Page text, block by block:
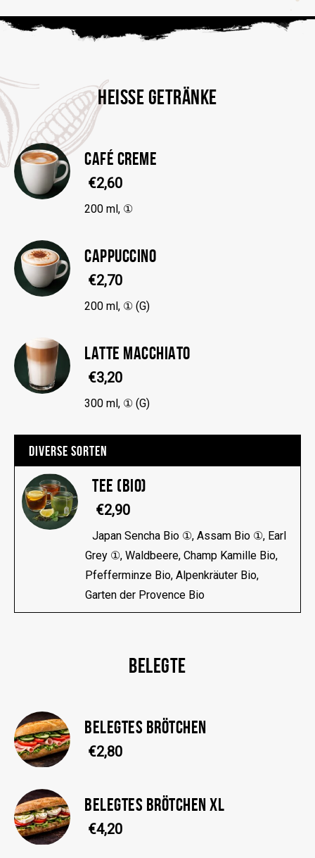
HEISSE GETRÄNKE
CAFÉ CREME
€2,60
200 ml, ①
CAPPUCCINO
€2,70
200 ml, ① (G)
LATTE MACCHIATO
€3,20
300 ml, ① (G)
DIVERSE SORTEN
TEE (BIO)
€2,90
Japan Sencha Bio ①, Assam Bio ①, Earl
Grey ①, Waldbeere, Champ Kamille Bio,
Pfefferminze Bio, Alpenkräuter Bio,
Garten der Provence Bio
BELEGTE
BELEGTES BRÖTCHEN
€2,80
BELEGTES BRÖTCHEN XL
€4,20